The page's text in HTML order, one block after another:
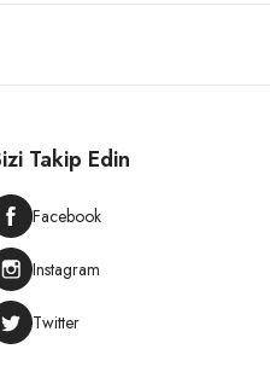
Takip Edin
Facebook
Instagram
Twitter